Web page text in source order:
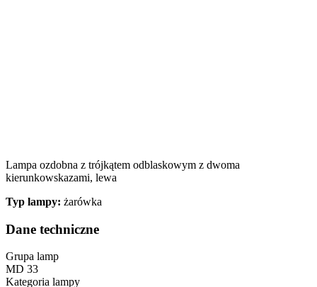
Lampa ozdobna z trójkątem odblaskowym z dwoma
kierunkowskazami, lewa
Typ lampy: żarówka
Dane techniczne
Grupa lamp
MD 33
Kategoria lampy